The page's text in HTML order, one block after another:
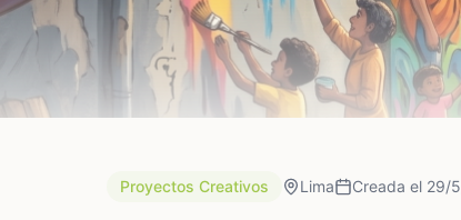
Proyectos Creativos Lima Creada el 29/